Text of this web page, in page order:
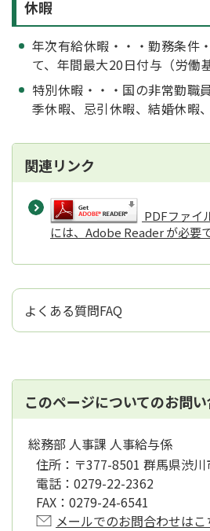
休暇
年次有給休暇・・・勤務条件
て、年間最大20日付与（労働
特別休暇・・・国の非常勤職
季休暇、忌引休暇、結婚休暇
関連リンク
PDFファイ
には、Adobe Reader が必要
よくある質問FAQ
このページについてのお問
総務部 人事課 人事給与係
住所： 〒377-8501 群馬県渋
電話： 0279-22-2362
FAX： 0279-24-6541
メールでのお問合わせはこ